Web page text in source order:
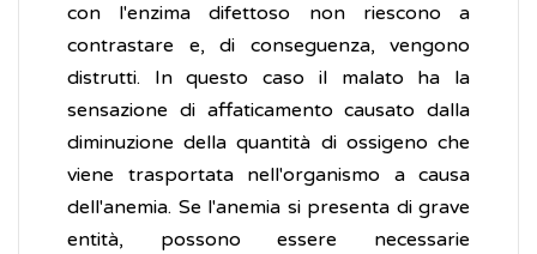
con l'enzima difettoso non riescono a
contrastare e, di conseguenza, vengono
distrutti. In questo caso il malato ha la
sensazione di affaticamento causato dalla
diminuzione della quantità di ossigeno che
viene trasportata nell'organismo a causa
dell'anemia. Se l'anemia si presenta di grave
entità, possono essere necessarie